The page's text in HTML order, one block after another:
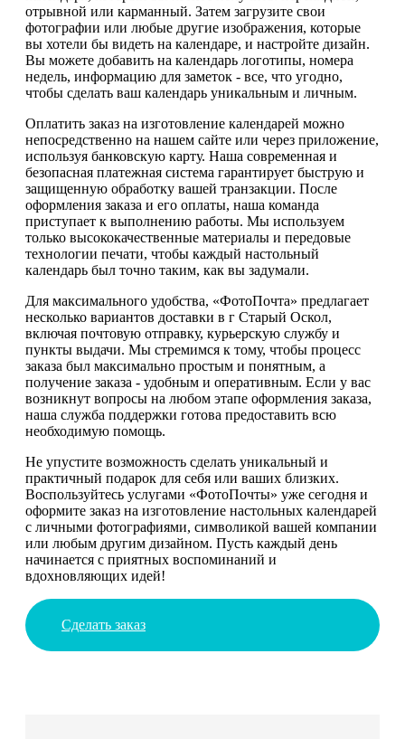
отрывной или карманный. Затем загрузите свои
фотографии или любые другие изображения, которые
вы хотели бы видеть на календаре, и настройте дизайн.
Вы можете добавить на календарь логотипы, номера
недель, информацию для заметок - все, что угодно,
чтобы сделать ваш календарь уникальным и личным.
Оплатить заказ на изготовление календарей можно
непосредственно на нашем сайте или через приложение,
используя банковскую карту. Наша современная и
безопасная платежная система гарантирует быструю и
защищенную обработку вашей транзакции. После
оформления заказа и его оплаты, наша команда
приступает к выполнению работы. Мы используем
только высококачественные материалы и передовые
технологии печати, чтобы каждый настольный
календарь был точно таким, как вы задумали.
Для максимального удобства, «ФотоПочта» предлагает
несколько вариантов доставки в г Старый Оскол,
включая почтовую отправку, курьерскую службу и
пункты выдачи. Мы стремимся к тому, чтобы процесс
заказа был максимально простым и понятным, а
получение заказа - удобным и оперативным. Если у вас
возникнут вопросы на любом этапе оформления заказа,
наша служба поддержки готова предоставить всю
необходимую помощь.
Не упустите возможность сделать уникальный и
практичный подарок для себя или ваших близких.
Воспользуйтесь услугами «ФотоПочты» уже сегодня и
оформите заказ на изготовление настольных календарей
с личными фотографиями, символикой вашей компании
или любым другим дизайном. Пусть каждый день
начинается с приятных воспоминаний и
вдохновляющих идей!
Сделать заказ